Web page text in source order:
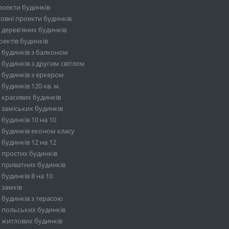
будинків
проекти будинків
будинків
будинків
з балконом
з другим світлом
з еркером
120 кв. м.
будинків
будинків
10 на 10
економ класу
12 на 12
будинків
будинків
8 на 10
з терасою
будинків
будинків